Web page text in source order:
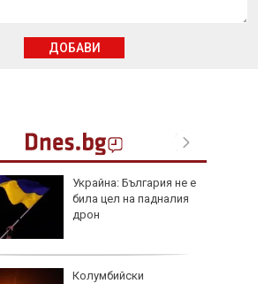
Украйна: България не е
била цел на падналия
дрон
Колумбийски
ДОБАВИ